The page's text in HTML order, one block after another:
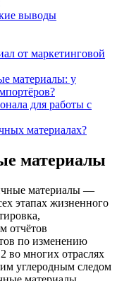
выводы
от маркетинговой
материалы: у
для работы с
материалах?
материалы
материалы —
этапах жизненного
отчётов
по изменению
во многих отраслях
углеродным следом